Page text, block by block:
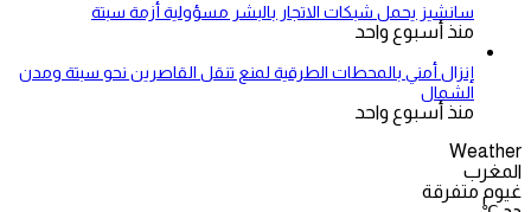
سانشيز يحمل شبكات الاتجار بالبشر مسؤولية أزمة سبتة
منذ أسبوع واحد
إنزال أمني بالمحطات الطرقية لمنع تنقل القاصرين نحو سبتة ومدن
الشمال
منذ أسبوع واحد
Weather
المغرب
غيوم متفرقة